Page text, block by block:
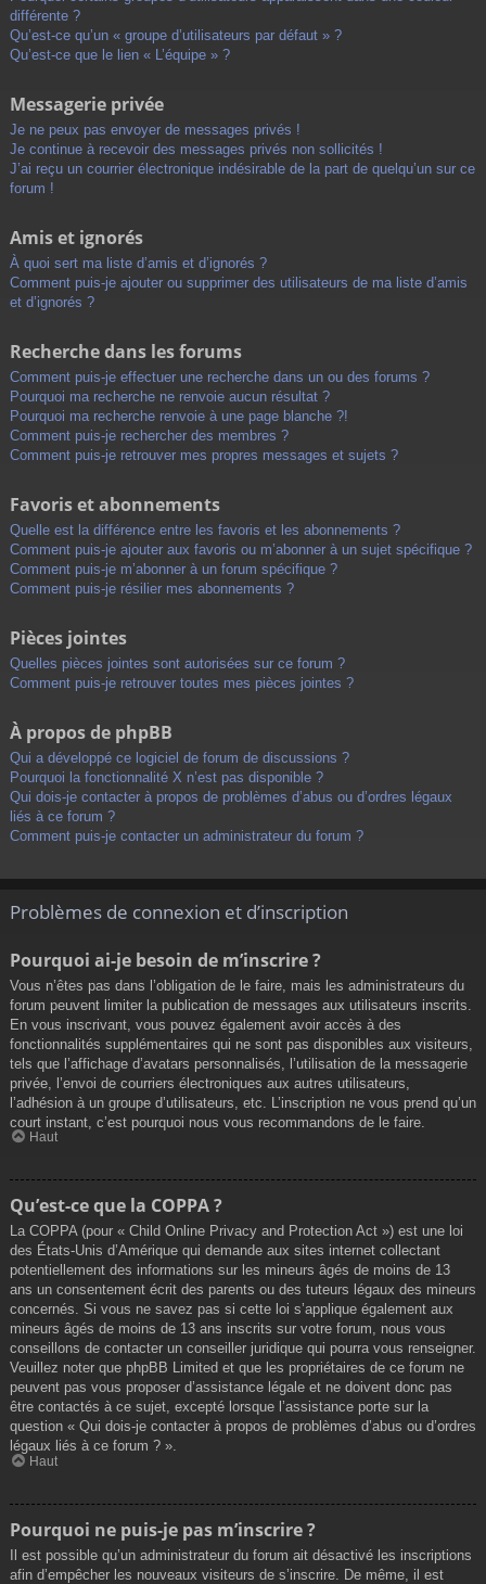
différente ?
Qu’est-ce qu’un « groupe d’utilisateurs par défaut » ?
Qu’est-ce que le lien « L’équipe » ?
Messagerie privée
Je ne peux pas envoyer de messages privés !
Je continue à recevoir des messages privés non sollicités !
J’ai reçu un courrier électronique indésirable de la part de quelqu’un sur ce
forum !
Amis et ignorés
À quoi sert ma liste d’amis et d’ignorés ?
Comment puis-je ajouter ou supprimer des utilisateurs de ma liste d’amis
et d’ignorés ?
Recherche dans les forums
Comment puis-je effectuer une recherche dans un ou des forums ?
Pourquoi ma recherche ne renvoie aucun résultat ?
Pourquoi ma recherche renvoie à une page blanche ?!
Comment puis-je rechercher des membres ?
Comment puis-je retrouver mes propres messages et sujets ?
Favoris et abonnements
Quelle est la différence entre les favoris et les abonnements ?
Comment puis-je ajouter aux favoris ou m’abonner à un sujet spécifique ?
Comment puis-je m’abonner à un forum spécifique ?
Comment puis-je résilier mes abonnements ?
Pièces jointes
Quelles pièces jointes sont autorisées sur ce forum ?
Comment puis-je retrouver toutes mes pièces jointes ?
À propos de phpBB
Qui a développé ce logiciel de forum de discussions ?
Pourquoi la fonctionnalité X n’est pas disponible ?
Qui dois-je contacter à propos de problèmes d’abus ou d’ordres légaux
liés à ce forum ?
Comment puis-je contacter un administrateur du forum ?
Problèmes de connexion et d’inscription
Pourquoi ai-je besoin de m’inscrire ?
Vous n’êtes pas dans l’obligation de le faire, mais les administrateurs du
forum peuvent limiter la publication de messages aux utilisateurs inscrits.
En vous inscrivant, vous pouvez également avoir accès à des
fonctionnalités supplémentaires qui ne sont pas disponibles aux visiteurs,
tels que l’affichage d’avatars personnalisés, l’utilisation de la messagerie
privée, l’envoi de courriers électroniques aux autres utilisateurs,
l’adhésion à un groupe d’utilisateurs, etc. L’inscription ne vous prend qu’un
court instant, c’est pourquoi nous vous recommandons de le faire.
Haut
Qu’est-ce que la COPPA ?
La COPPA (pour « Child Online Privacy and Protection Act ») est une loi
des États-Unis d’Amérique qui demande aux sites internet collectant
potentiellement des informations sur les mineurs âgés de moins de 13
ans un consentement écrit des parents ou des tuteurs légaux des mineurs
concernés. Si vous ne savez pas si cette loi s’applique également aux
mineurs âgés de moins de 13 ans inscrits sur votre forum, nous vous
conseillons de contacter un conseiller juridique qui pourra vous renseigner.
Veuillez noter que phpBB Limited et que les propriétaires de ce forum ne
peuvent pas vous proposer d’assistance légale et ne doivent donc pas
être contactés à ce sujet, excepté lorsque l’assistance porte sur la
question « Qui dois-je contacter à propos de problèmes d’abus ou d’ordres
légaux liés à ce forum ? ».
Haut
Pourquoi ne puis-je pas m’inscrire ?
Il est possible qu’un administrateur du forum ait désactivé les inscriptions
afin d’empêcher les nouveaux visiteurs de s’inscrire. De même, il est